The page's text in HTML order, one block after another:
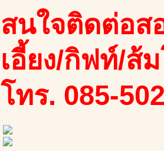
สนใจติดต่อส
เอี้ยง/กิฟท์/ส้
โทร. 085-